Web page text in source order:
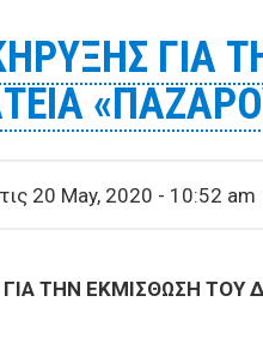
ΓΙΑ
20 May, 2020 - 10:52 am
ΤΗΝ ΕΚΜΙΣΘΩΣΗ ΤΟΥ